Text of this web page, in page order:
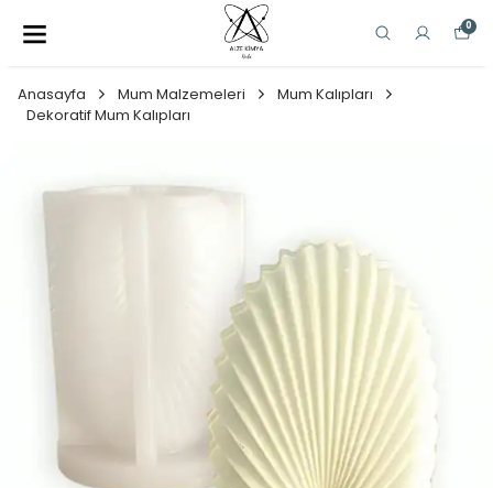
0
Anasayfa Mum Malzemeleri
Mum Kalıpları
Dekoratif Mum Kalıpları